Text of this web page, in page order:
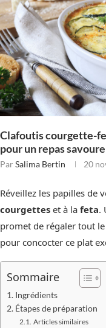
Clafoutis courgette-
pour un repas
Par Salima Bertin 20
Réveillez les papilles de
courgettes et à la feta.
promet de régaler tout
pour concocter ce plat
Sommaire
Ingrédients
Étapes de préparation
Articles similaires